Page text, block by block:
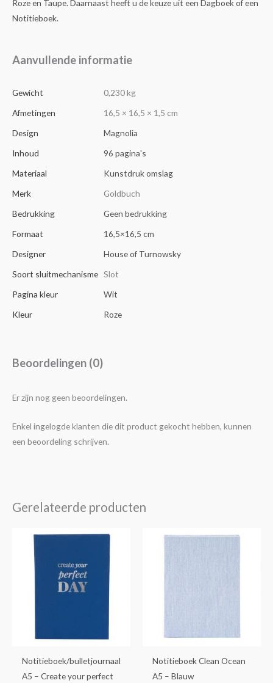
Roze en Taupe. Daarnaast heeft u de keuze uit een Dagboek of een
Notitieboek.
Aanvullende informatie
Gewicht
0,230 kg
Afmetingen
16,5 × 16,5 × 1,5 cm
Design
Magnolia
Inhoud
96 pagina's
Materiaal
Kunstdruk omslag
Merk
Goldbuch
Bedrukking
Geen bedrukking
Formaat
16,5×16,5 cm
Designer
House of Turnowsky
Soort sluitmechanisme Slot
Pagina kleur
Wit
Kleur
Roze
Beoordelingen (0)
Er zijn nog geen beoordelingen.
Enkel ingelogde klanten die dit product gekocht hebben, kunnen
een beoordeling schrijven.
Gerelateerde producten
Notitieboek/bulletjournaal
A5 – Create your perfect
Notitieboek Clean Ocean
A5 – Blauw